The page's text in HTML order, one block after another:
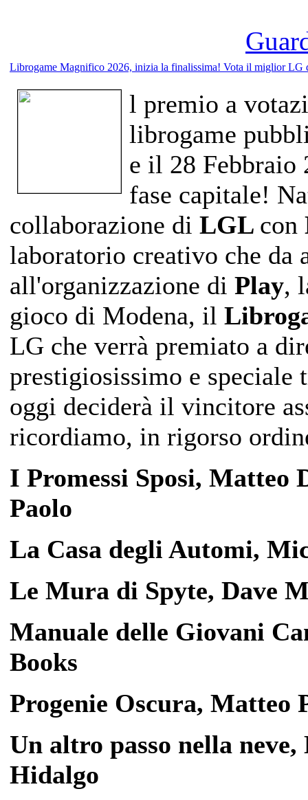
Librogame Magnifico 2026, inizia la finalissima! Vota il miglior LG
l premio a
librogame
e il 28 Febbraio
fase capitale!
collaborazione di LGL con
laboratorio creativo che da
all'organizzazione di Play,
gioco di Modena, il
LG che verrà premiato a
prestigiosissimo e
oggi deciderà il vincitore
ricordiamo, in rigorso
I Promessi Sposi, Matteo
Paolo
La Casa degli Automi,
Le Mura di Spyte, Dave
Manuale delle Giovani
Books
Progenie Oscura, Matteo
Un altro passo nella
Hidalgo